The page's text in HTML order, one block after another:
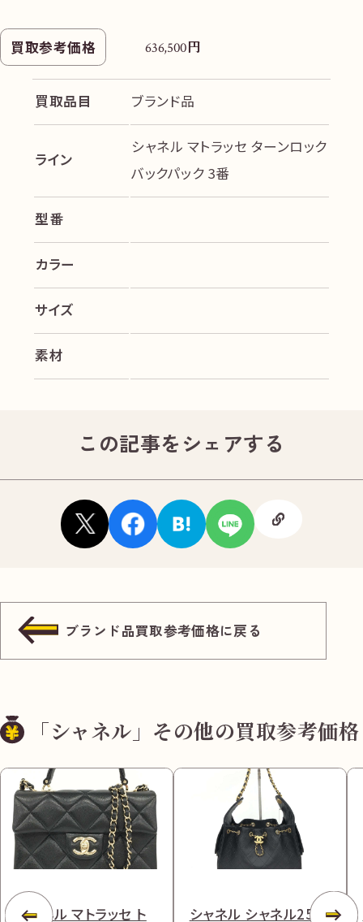
買取参考価格 636,500円
買取品目 ブランド品
ライン
シャネル マトラッセ ターンロック
バックパック 3番
型番
カラー
サイズ
素材
この記事をシェアする
ブランド品買取参考価格に戻る
「シャネル」その他の買取参考価格
シャネル マトラッセ ト シャネル シャネル25